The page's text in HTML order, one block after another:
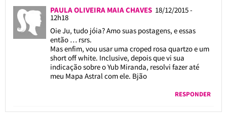
PAULA OLIVEIRA MAIA CHAVES 18/12/2015 -
12h18
Oie Ju, tudo jóia? Amo suas postagens, e essas
então … rsrs.
Mas enfim, vou usar uma croped rosa quartzo e um
short off white. Inclusive, depois que vi sua
indicação sobre o Yub Miranda, resolvi fazer até
meu Mapa Astral com ele. Bjão
RESPONDER